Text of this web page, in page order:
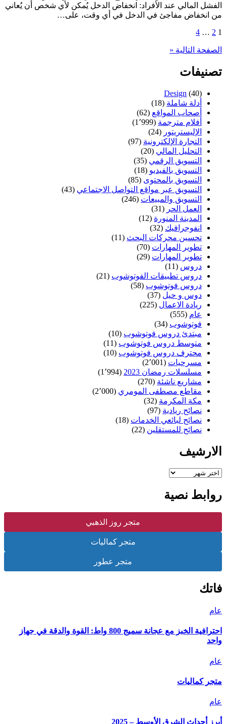
الفشل المالي عند الأفراد: انخفاض الدخل يُمكن لأي شخص أن يُعاني
من انخفاض مفاجئ في الدخل في أي وقت، على…
تعدد
صفحات
المقالات
1
2
…
4
الصفحة التالية «
تصنيفات
Design (40)
أدلة شاملة (18)
أصحاب المواقع (62)
أفلام مترجمة (1٬999)
الإليستريتور (24)
التجارة الإلكترونية (97)
التحليل المالي (20)
التسويق الرقمي (35)
التسويق بالفيديو (18)
التسويق بالمحتوى (85)
التسويق عبر مواقع التواصل الاجتماعي (43)
التسويق والمبيعات (246)
العمل الحر (31)
المدينة المنورة (12)
انفوجرافيك (32)
تحسين محركات البحث (11)
تطوير المهارات (70)
تطوير المهارات (29)
دروس (11)
دروس تطبيقات الفوتوشوب (21)
دروس فوتوشوب (58)
دوس و حيل (37)
ريادة الاعمال (225)
عام (555)
فوتوشوب (34)
مبتدئ دروس فوتوشوب (10)
متوسط دروس فوتوشوب (11)
محترف دروس فوتوشوب (10)
مسرحيات (2٬001)
مسلسلات رمضان 2023
(1٬994)
مشاريع ناشئة (270)
مقاطع مصطفى المومري (2٬000)
مكة المكرمة (32)
نصائح ريادية (97)
نصائح لبائعي الخدمات (18)
نصائح للمستقلين (22)
الارشيف
الارشيف
روابط نصية
متجر روز الذهبي
متجر كماليات
متجر عطور
فاتك
عام
احترافية الخبز مع عجانة سميج 800 واط: القوة والدقة في جهاز
واحد
عام
متجر كماليات
عام
أبرز أحداث الشرق الأوسط – 2025